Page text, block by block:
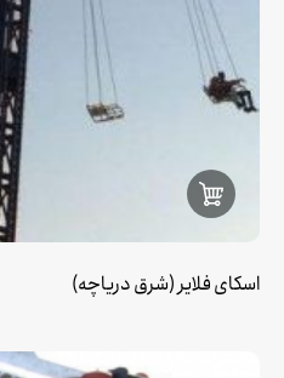
اسکای فلایر (شرق دریاچه)